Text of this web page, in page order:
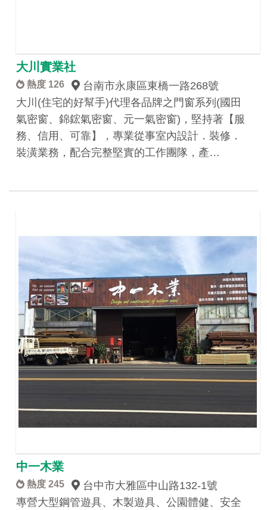
大川實業社
熱度 126
台南市永康區東橋一路268號
大川(住宅的好幫手)代理各品牌之門窗系列(國田
氣密窗、錦鋐氣密窗、元一氣密窗)，堅持著【服
務、信用、可靠】，專業從事室內設計．裝修．
裝潢業務，配合完整堅實的工作團隊，產…
中一木業
熱度 245
台中市大雅區中山路132-1號
專營大型鋼管遊具、木製遊具、公園體健、安全